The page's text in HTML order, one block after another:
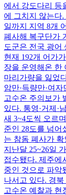
에서 강도다리 등
에 그치지 않는다
일까지 지역 8개
폐사해 복구단가
도군은 전국 광어
현재 192개 어가
장을 운영해온 한
마리가량을 잃었
암만·득량만·여
고수온 주의보가
있다. 통영·거제·
새 3~4도씩 오르
준인 28도를 넘어
는 참돔 폐사가
지난달 25~26일
접수됐다. 제주에
중인 것으로 파악
나서고 있다. 경북
고수온 예찰과 현